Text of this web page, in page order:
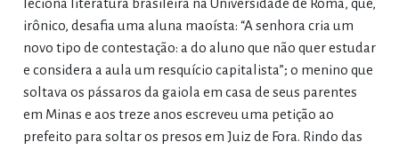
leciona literatura brasileira na Universidade de Roma, que,
irônico, desafia uma aluna maoísta: “A senhora cria um
novo tipo de contestação: a do aluno que não quer estudar
e considera a aula um resquício capitalista”; o menino que
soltava os pássaros da gaiola em casa de seus parentes
em Minas e aos treze anos escreveu uma petição ao
prefeito para soltar os presos em Juiz de Fora. Rindo das